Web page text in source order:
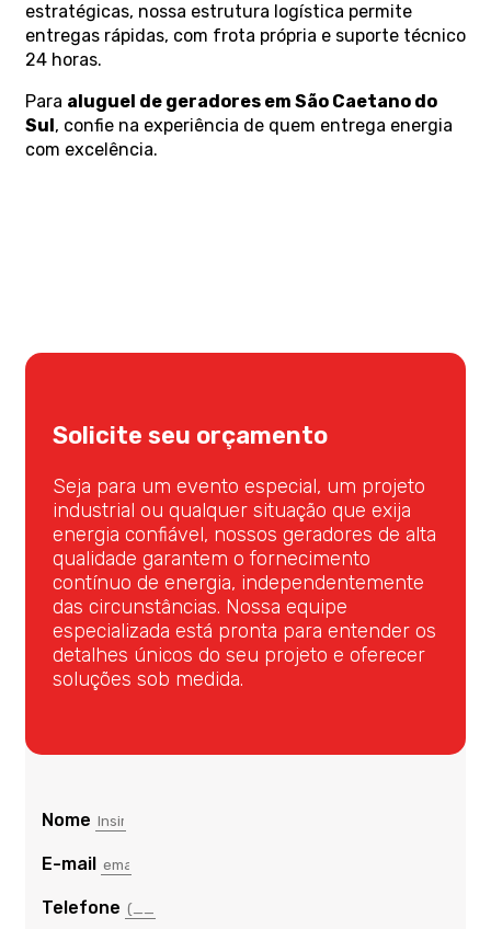
estratégicas, nossa estrutura logística permite
entregas rápidas, com frota própria e suporte técnico
24 horas.
Para aluguel de geradores em São Caetano do
Sul, confie na experiência de quem entrega energia
com excelência.
Solicite seu orçamento
Seja para um evento especial, um projeto
industrial ou qualquer situação que exija
energia confiável, nossos geradores de alta
qualidade garantem o fornecimento
contínuo de energia, independentemente
das circunstâncias. Nossa equipe
especializada está pronta para entender os
detalhes únicos do seu projeto e oferecer
soluções sob medida.
Nome
E-mail
Telefone